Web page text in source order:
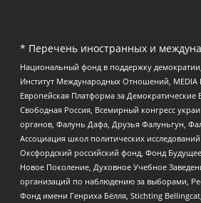
* Перечень иностранных и
Национальный фонд в поддержку
Институт Международных Отношений, MEDIA
Европейская Платформа за
Свободная Россия, Всемирный конгресс
органов, Фалунь Дафа, Друзья Фалуньгун,
Ассоциация школ политических
Оксфордский российский фонд, Фонд
Новое Поколение, Духовное Учебное
организаций по наблюдению за выборами,
Фонд имени Генриха Бёлля, Stichting